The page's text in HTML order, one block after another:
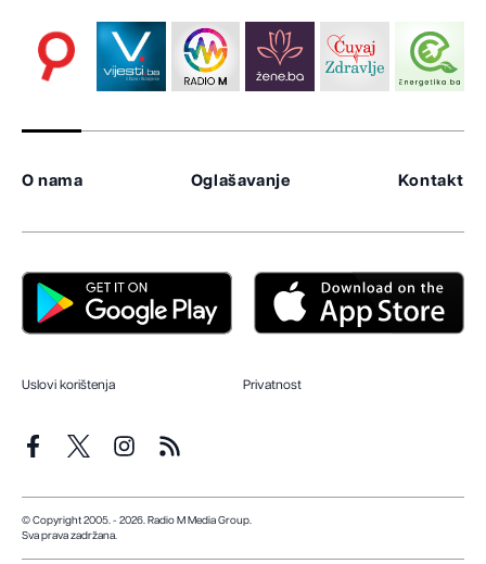
O nama Oglašavanje Kontakt
Uslovi korištenja Privatnost
© Copyright 2005. - 2026. Radio M Media Group.
Sva prava zadržana.